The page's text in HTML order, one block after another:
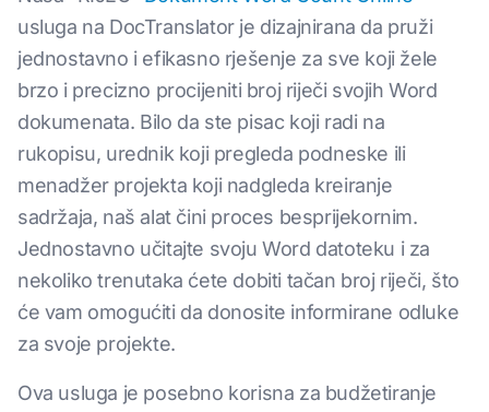
usluga na DocTranslator je dizajnirana da pruži
jednostavno i efikasno rješenje za sve koji žele
brzo i precizno procijeniti broj riječi svojih Word
dokumenata. Bilo da ste pisac koji radi na
rukopisu, urednik koji pregleda podneske ili
menadžer projekta koji nadgleda kreiranje
sadržaja, naš alat čini proces besprijekornim.
Jednostavno učitajte svoju Word datoteku i za
nekoliko trenutaka ćete dobiti tačan broj riječi, što
će vam omogućiti da donosite informirane odluke
za svoje projekte.
Ova usluga je posebno korisna za budžetiranje